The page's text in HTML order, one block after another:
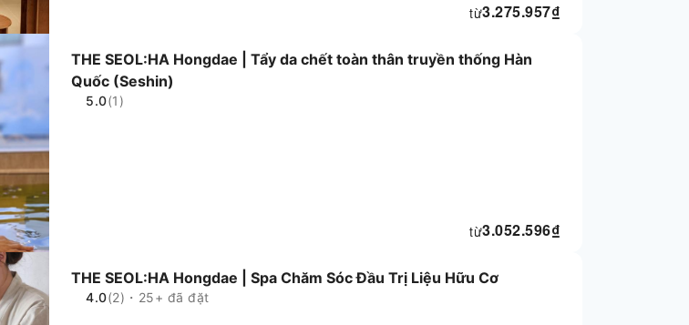
₫
3.275.957
từ
THE SEOL:HA Hongdae | Tẩy da chết toàn thân truyền thống Hàn
Quốc (Seshin)
5.0(1)
₫
3.052.596
từ
THE SEOL:HA Hongdae | Spa Chăm Sóc Đầu Trị Liệu Hữu Cơ
4.0(2)・25+ đã đặt